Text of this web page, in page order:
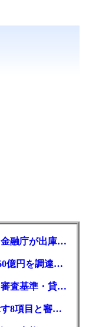
仮想通貨は購入後すぐ送れなくなる？金融庁が出庫制限を要請
ステーブルコインJPYC発行元が累計60億円を調達、物流大手も出資参画
消費者金融いつもは怪しい？口コミと審査基準・貸付条件を調査
アローの審査に通る条件は？公式が示す8項目と審査時間